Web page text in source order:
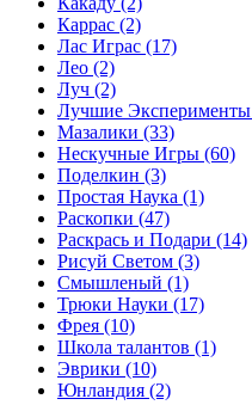
Каррас (2)
Лас Играс (17)
Лео (2)
Луч (2)
Лучшие Эксперименты
Мазалики (33)
Нескучные Игры (60)
Поделкин (3)
Простая Наука (1)
Раскопки (47)
Раскрась и Подари (14)
Рисуй Светом (3)
Смышленый (1)
Трюки Науки (17)
Фрея (10)
Школа талантов (1)
Эврики (10)
Юнландия (2)